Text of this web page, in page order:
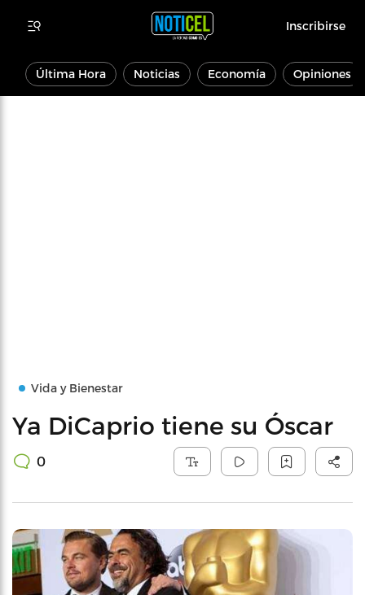
Inscribirse
Última Hora Noticias Economía Opiniones
Vida y Bienestar
Ya DiCaprio tiene su Óscar
0